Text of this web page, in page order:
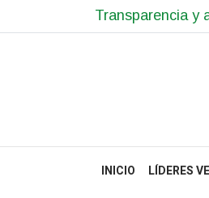
Transparencia y
INICIO LÍDERES